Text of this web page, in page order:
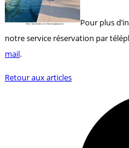
Pour plus
notre service réservation par
mail.
Retour aux articles